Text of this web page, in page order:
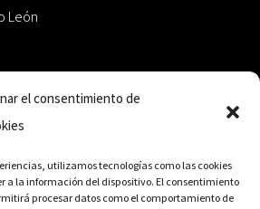
el consentimiento de
utilizamos tecnologías como las cookies
a la información del dispositivo. El consentimiento
procesar datos como el comportamiento de
León